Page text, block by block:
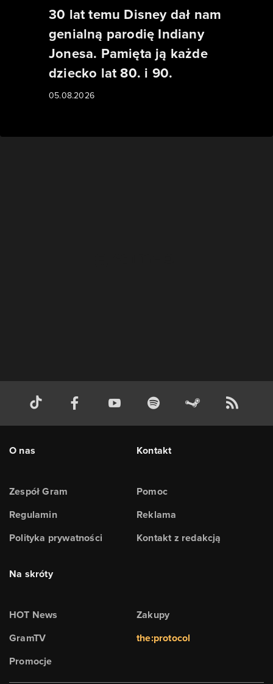
30 lat temu Disney dał nam
genialną parodię Indiany
Jonesa. Pamięta ją każde
dziecko lat 80. i 90.
05.08.2026
O nas
Zespół Gram
Regulamin
Polityka prywatności
Kontakt
Pomoc
Reklama
Kontakt z redakcją
Na skróty
HOT News
GramTV
Promocje
Zakupy
the:protocol